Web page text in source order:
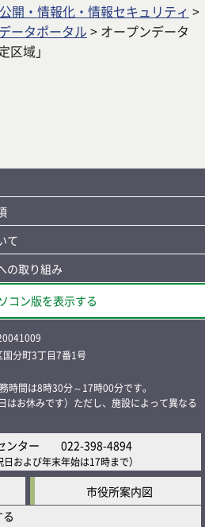
開・情報化・情報セキュリティ >
ータポータル > オープンデータ
区域」
て
の取り組み
コン版を表示する
分町3丁目7番1号
時間は8時30分～17時00分です。
はお休みです）ただし、施設によって異なる
ンター 022-398-4894
日および年末年始は17時まで）
市役所案内図